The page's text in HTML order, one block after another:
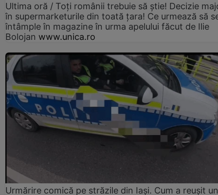
Ultima oră / Toți românii trebuie să știe! Decizie
în supermarketurile din toată țara! Ce urmează să
întâmple în magazine în urma apelului făcut de Ilie
Bolojan www.unica.ro
Urmărire comică pe străzile din Iași. Cum a reușit un